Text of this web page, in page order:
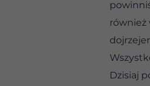
również
Dzisiaj